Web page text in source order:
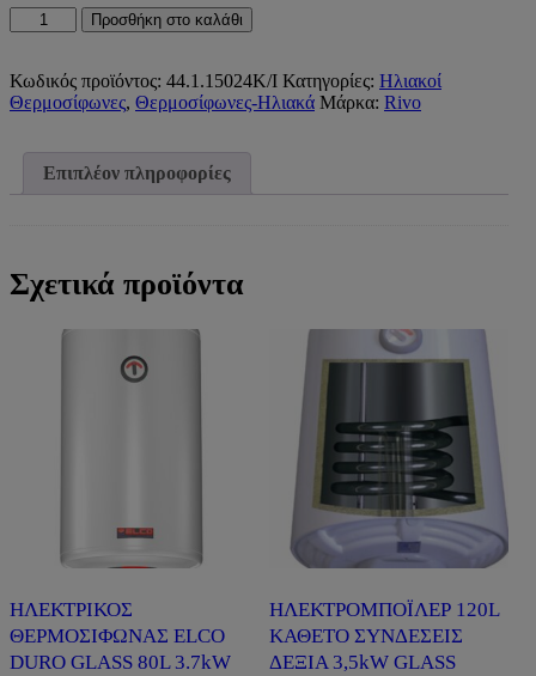
ΗΛΙΑΚΟΣ
ΘΕΡΜΟΣΙΦΩΝΑΣ
ΔΙΠΛΗΣ
ΕΝΕΡΓΕΙΑΣ
ΚΕΡΑΜΟΣΚΕΠΗΣ
RIVO
Προσθήκη στο καλάθι
Κωδικός προϊόντος: 44.1.15024Κ/Ι Κατηγορίες: Ηλιακοί
Θερμοσίφωνες, Θερμοσίφωνες-Ηλιακά Μάρκα: Rivo
Επιπλέον πληροφορίες
Σχετικά προϊόντα
ΗΛΕΚΤΡΙΚΟΣ
ΘΕΡΜΟΣΙΦΩΝΑΣ ELCO
DURO GLASS 80L 3.7kW
ΗΛΕΚΤΡΟΜΠΟΪΛΕΡ 120L
ΚΑΘΕΤΟ ΣΥΝΔΕΣΕΙΣ
ΔΕΞΙΑ 3,5kW GLASS